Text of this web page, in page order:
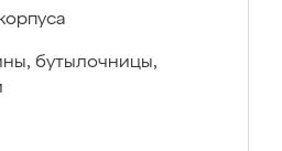
бутылочницы,